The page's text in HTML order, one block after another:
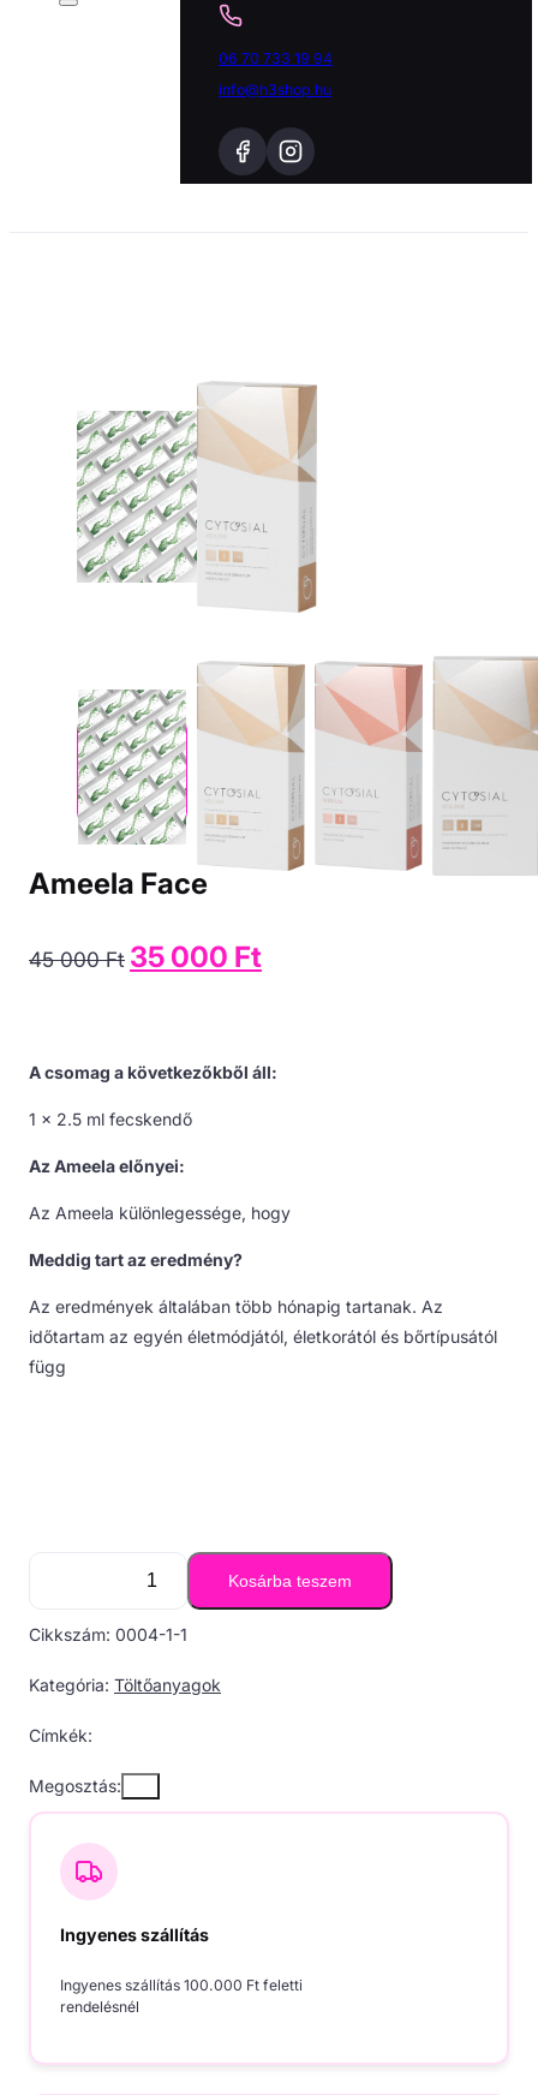
06 70 733 19 94
info@h3shop.hu
Ameela Face
45 000Ft Original
price
35 000 Ftprice
A csomag a következőkből áll:
1 x 2.5 ml fecskendő
Az Ameela előnyei:
Az Ameela különlegessége, hogy
Meddig tart az eredmény?
Az eredmények általában több hónapig tartanak. Az
időtartam az egyén életmódjától, életkorától és bőrtípusától
függ
Face
Kosárba teszem
Cikkszám: 0004-1-1
Kategória: Töltőanyagok
Címkék:
Megosztás:
Ingyenes szállítás
Ingyenes szállítás 100.000 Ft feletti
rendelésnél